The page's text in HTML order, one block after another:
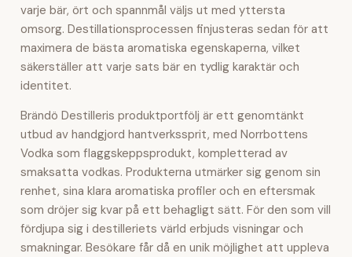
varje bär, ört och spannmål väljs ut med yttersta
omsorg. Destillationsprocessen finjusteras sedan för att
maximera de bästa aromatiska egenskaperna, vilket
säkerställer att varje sats bär en tydlig karaktär och
identitet.
Brändö Destilleris produktportfölj är ett genomtänkt
utbud av handgjord hantverkssprit, med Norrbottens
Vodka som flaggskeppsprodukt, kompletterad av
smaksatta vodkas. Produkterna utmärker sig genom sin
renhet, sina klara aromatiska profiler och en eftersmak
som dröjer sig kvar på ett behagligt sätt. För den som vill
fördjupa sig i destilleriets värld erbjuds visningar och
smakningar. Besökare får då en unik möjlighet att uppleva